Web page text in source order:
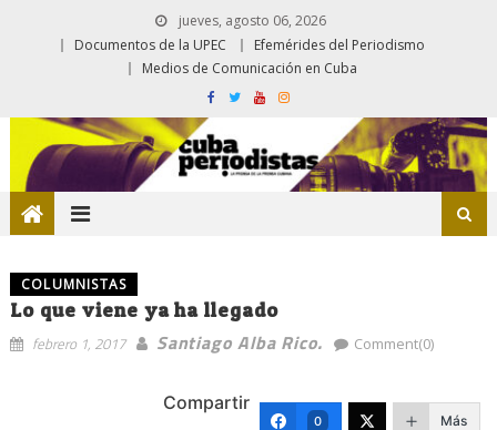
jueves, agosto 06, 2026
Documentos de la UPEC
Efemérides del Periodismo
Medios de Comunicación en Cuba
COLUMNISTAS
Lo que viene ya ha llegado
febrero 1, 2017 Santiago Alba Rico. Comment(0)
Compartir
0 Más